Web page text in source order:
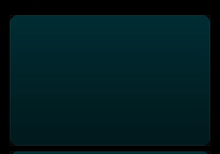
Abzocke in Südostasien: Kinder als Werkzeug dreister